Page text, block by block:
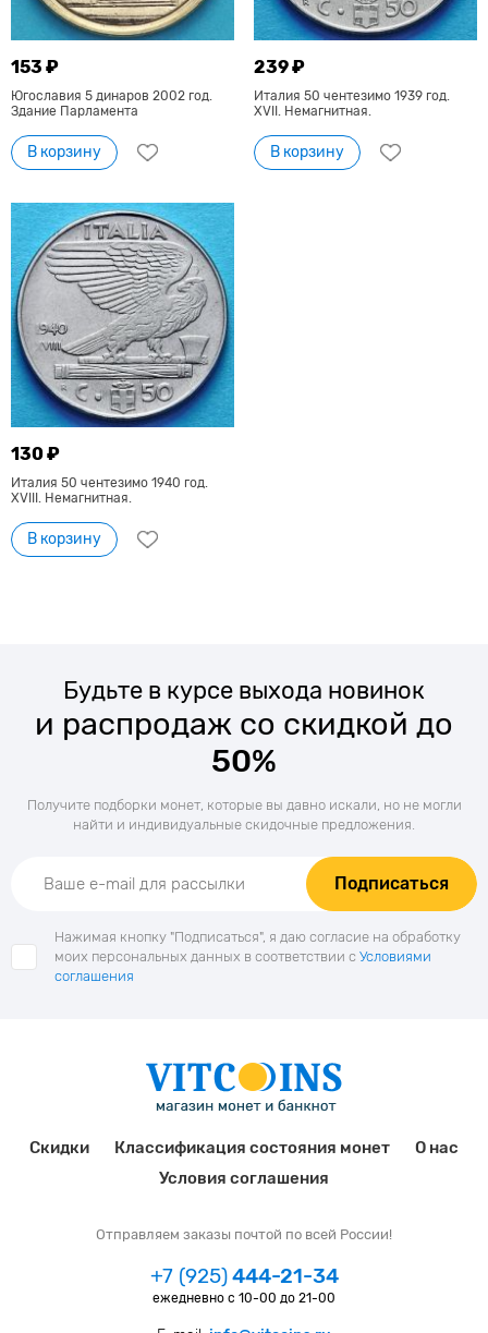
153 ₽
Югославия 5 динаров 2002 год.
Здание Парламента
В корзину
239 ₽
Италия 50 чентезимо 1939 год.
XVII. Немагнитная.
В корзину
130 ₽
Италия 50 чентезимо 1940 год.
XVIII. Немагнитная.
В корзину
Будьте в курсе выхода новинок
и распродаж со скидкой до
50%
Получите подборки монет, которые вы давно искали, но не могли
найти и индивидуальные скидочные предложения.
Подписаться
Нажимая кнопку "Подписаться", я даю согласие на обработку
моих персональных данных в соответствии с Условиями
соглашения
Скидки Классификация состояния монет
О нас
Условия соглашения
Отправляем заказы почтой по всей России!
+7 (925)444-21-34
ежедневно с 10-00 до 21-00